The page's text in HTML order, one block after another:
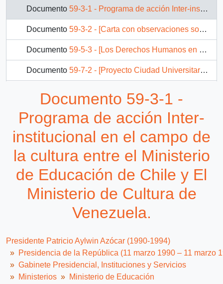
Documento 59-3-1 - Programa de acción Inter-institucional en el campo de la cultura entre el Ministerio de Educación de Chile y El Ministerio de Cultura de Venezuela.
Documento 59-3-2 - [Carta con observaciones sobre Exposición Hacienda Publica].
Documento 59-5-3 - [Los Derechos Humanos en la Educación Formal]
Documento 59-7-2 - [Proyecto Ciudad Universitaria de la Universidad de Chile]
100 más...
Documento 59-3-1 -
Programa de acción Inter-
institucional en el campo de
la cultura entre el Ministerio
de Educación de Chile y El
Ministerio de Cultura de
Venezuela.
Presidente Patricio Aylwin Azócar (1990-1994)
Presidencia de la República (11 marzo 1990 – 11 marzo
Gabinete Presidencial, Instituciones y Servicios
Ministerios
Ministerio de Educación